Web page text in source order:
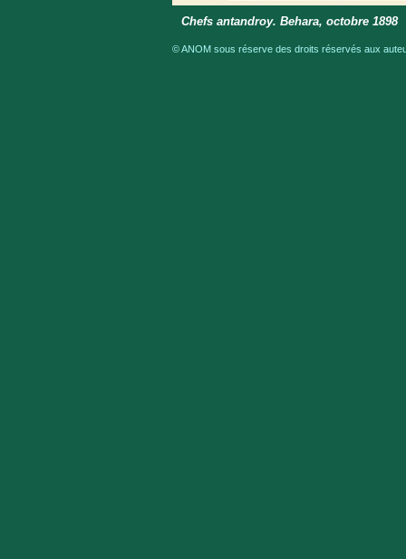
Chefs antandroy. Behara, octobre 1898
© ANOM sous réserve des droits réservés aux